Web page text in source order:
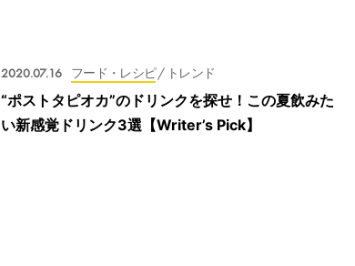
2020.07.16 フード・レシピ/ トレンド
“ポストタピオカ”のドリンクを探せ！この夏飲みた
い新感覚ドリンク3選【Writer’s Pick】